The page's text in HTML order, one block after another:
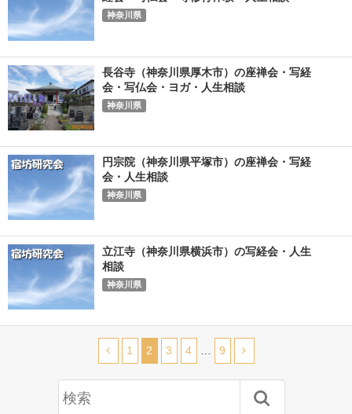
神奈川県
長谷寺（神奈川県厚木市）の座禅会・写経
会・写仏会・ヨガ・人生相談
神奈川県
円宗院（神奈川県平塚市）の座禅会・写経
会・人生相談
神奈川県
立江寺（神奈川県横浜市）の写経会・人生
相談
神奈川県
1 2 3 4 … 9